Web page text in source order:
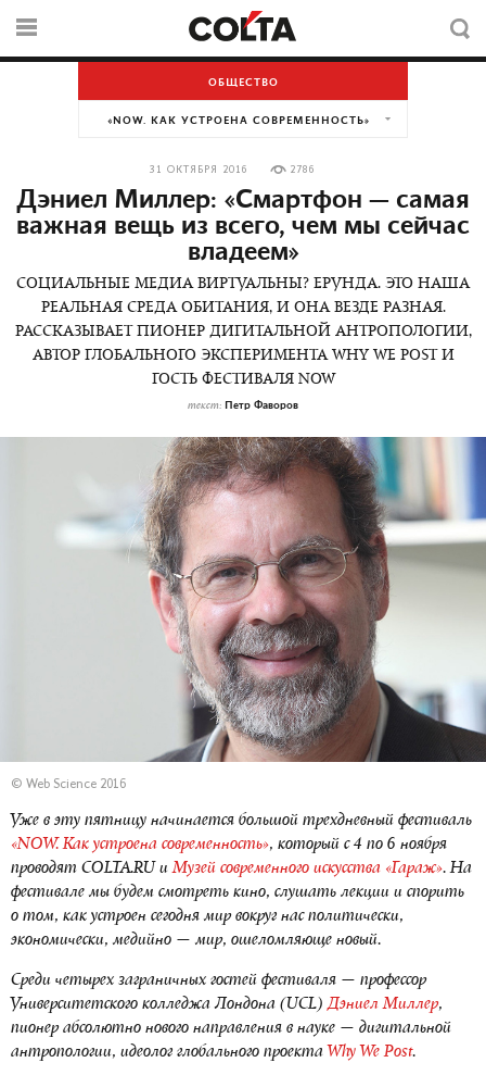
ОБЩЕСТВО
«NOW. КАК УСТРОЕНА СОВРЕМЕННОСТЬ»
31 ОКТЯБРЯ 2016 2786
Дэниел Миллер: «Смартфон — самая
важная вещь из всего, чем мы сейчас
владеем»
СОЦИАЛЬНЫЕ МЕДИА ВИРТУАЛЬНЫ? ЕРУНДА. ЭТО НАША
РЕАЛЬНАЯ СРЕДА ОБИТАНИЯ, И ОНА ВЕЗДЕ РАЗНАЯ.
РАССКАЗЫВАЕТ ПИОНЕР ДИГИТАЛЬНОЙ АНТРОПОЛОГИИ,
АВТОР ГЛОБАЛЬНОГО ЭКСПЕРИМЕНТА WHY WE POST И
ГОСТЬ ФЕСТИВАЛЯ NOW
текст: Петр Фаворов
© Web Science 2016
Уже в эту пятницу начинается большой трехдневный фестиваль
«NOW. Как устроена современность», который с 4 по 6 ноября
проводят COLTA.RU иМузей современного искусства «Гараж». На
фестивале мы будем смотреть кино, слушать лекции и спорить
о том, как устроен сегодня мир вокруг нас политически,
экономически, медийно — мир, ошеломляюще новый.
Среди четырех заграничных гостей фестиваля — профессор
Университетского колледжа Лондона (UCL)Дэниел Миллер,
пионер абсолютно нового направления в науке — дигитальной
антропологии, идеолог глобального проекта Why We Post.